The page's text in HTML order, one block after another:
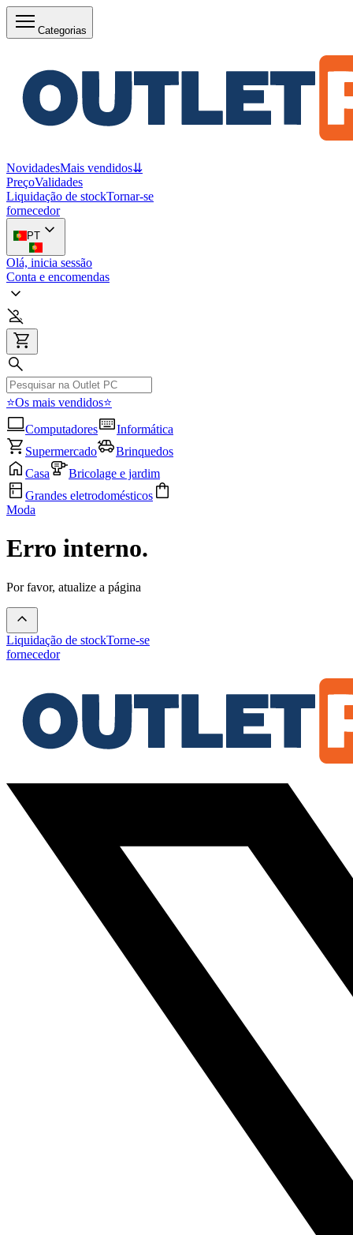
Categorias
NovidadesMais vendidos⇊
PreçoValidades
Liquidação de stockTornar-se
fornecedor
PT
Olá, inicia sessão
Conta e encomendas
⭐Os mais vendidos⭐
Computadores
Informática
Supermercado
Brinquedos
Casa
Bricolage e jardim
Grandes eletrodomésticos
Moda
Erro interno.
Por favor, atualize a página
Liquidação de stockTorne-se
fornecedor